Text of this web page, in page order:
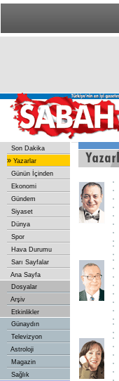
Son Dakika
» Yazarlar
Günün İçinden
Ekonomi
Gündem
Siyaset
Dünya
Spor
Hava Durumu
Sarı Sayfalar
Ana Sayfa
Dosyalar
Arşiv
Etkinlikler
Günaydın
Televizyon
Astroloji
Magazin
Sağlık